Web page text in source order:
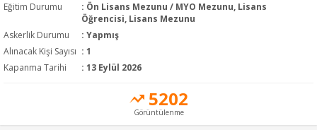
Eğitim Durumu
: Ön Lisans Mezunu / MYO Mezunu, Lisans
Öğrencisi, Lisans Mezunu
Askerlik Durumu
: Yapmış
Alınacak Kişi Sayısı : 1
Kapanma Tarihi
: 13 Eylül 2026
5202
Görüntülenme